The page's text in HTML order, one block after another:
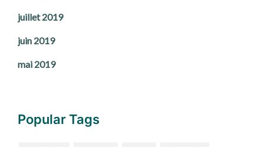
juillet 2019
juin 2019
mai 2019
Popular Tags